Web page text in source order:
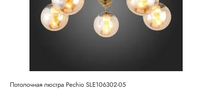
Потолочная люстра Pechio SLE106302-05